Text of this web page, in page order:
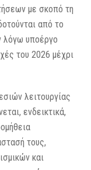
με σκοπό τη
από το
λόγω υποέργο
του 2026 μέχρι
λειτουργίας
ενδεικτικά,
τους,
και